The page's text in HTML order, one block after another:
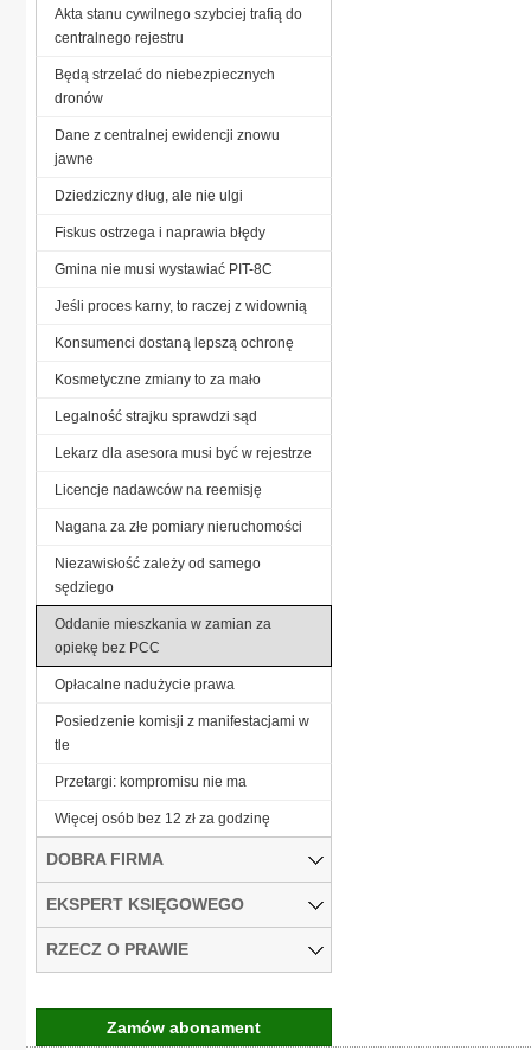
Akta stanu cywilnego szybciej trafią do
centralnego rejestru
Będą strzelać do niebezpiecznych
dronów
Dane z centralnej ewidencji znowu
jawne
Dziedziczny dług, ale nie ulgi
Fiskus ostrzega i naprawia błędy
Gmina nie musi wystawiać PIT-8C
Jeśli proces karny, to raczej z widownią
Konsumenci dostaną lepszą ochronę
Kosmetyczne zmiany to za mało
Legalność strajku sprawdzi sąd
Lekarz dla asesora musi być w rejestrze
Licencje nadawców na reemisję
Nagana za złe pomiary nieruchomości
Niezawisłość zależy od samego
sędziego
Oddanie mieszkania w zamian za
opiekę bez PCC
Opłacalne nadużycie prawa
Posiedzenie komisji z manifestacjami w
tle
Przetargi: kompromisu nie ma
Więcej osób bez 12 zł za godzinę
DOBRA FIRMA
EKSPERT KSIĘGOWEGO
RZECZ O PRAWIE
Zamów abonament